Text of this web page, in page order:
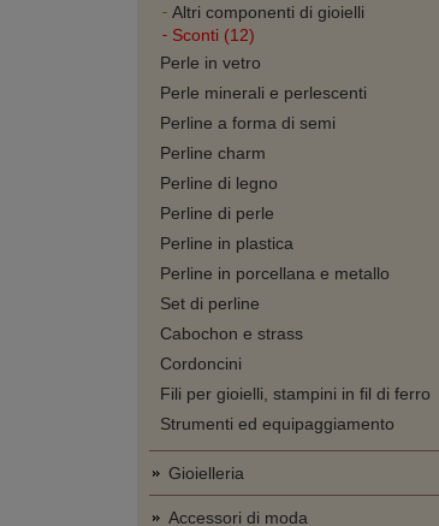
Altri componenti di gioielli
Sconti (12)
Perle in vetro
Perle minerali e perlescenti
Perline a forma di semi
Perline charm
Perline di legno
Perline di perle
Perline in plastica
Perline in porcellana e metallo
Set di perline
Cabochon e strass
Cordoncini
Fili per gioielli, stampini in fil di ferro
Strumenti ed equipaggiamento
Gioielleria
Accessori di moda